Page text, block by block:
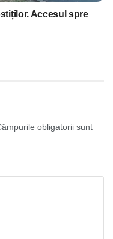
Accesul spre
obligatorii sunt